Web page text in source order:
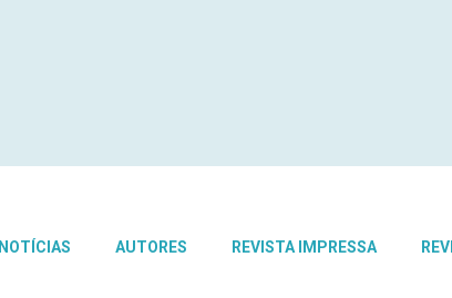
NOTÍCIAS AUTORES REVISTA IMPRESSA